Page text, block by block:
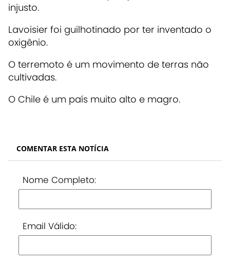
injusto.
Lavoisier foi guilhotinado por ter inventado o
oxigênio.
O terremoto é um movimento de terras não
cultivadas.
O Chile é um país muito alto e magro.
COMENTAR ESTA NOTÍCIA
Nome Completo:
Email Válido: